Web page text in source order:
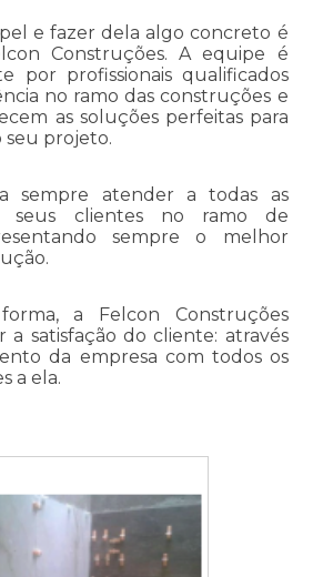
e fazer dela algo concreto é
Construções. A equipe é
por profissionais qualificados
no ramo das construções e
as soluções perfeitas para
seu projeto.
sempre atender a todas as
seus clientes no ramo de
sempre o melhor
a Felcon Construções
a satisfação do cliente: através
da empresa com todos os
a ela.